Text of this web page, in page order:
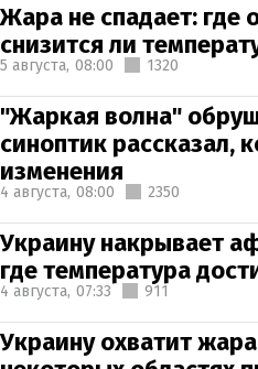
Жара не спадает: где
снизится ли
5 августа, 08:00 1320
"Жаркая волна"
синоптик рассказал,
изменения
4 августа, 08:00 2350
Украину накрывает
где температура
4 августа, 07:33 911
Украину охватит